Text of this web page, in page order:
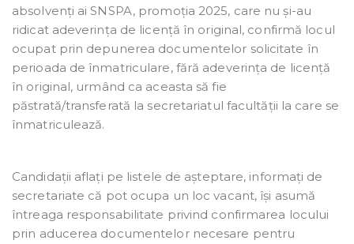
absolvenți ai SNSPA, promoția 2025, care nu și-au
ridicat adeverința de licență în original, confirmă locul
ocupat prin depunerea documentelor solicitate în
perioada de înmatriculare, fără adeverința de licență
în original, urmând ca aceasta să fie
păstrată/transferată la secretariatul facultății la care se
înmatriculează.
Candidații aflați pe listele de așteptare, informați de
secretariate că pot ocupa un loc vacant, își asumă
întreaga responsabilitate privind confirmarea locului
prin aducerea documentelor necesare pentru